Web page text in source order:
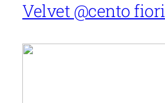
Velvet @cento fiori